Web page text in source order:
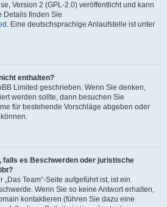
Version 2 (GPL-2.0) veröffentlicht und kann
Details finden Sie
. Eine deutschsprachige Anlaufstelle ist unter
enthalten?
Limited geschrieben. Wenn Sie denken,
werden sollte, dann besuchen Sie
für bestehende Vorschläge abgeben oder
falls es Beschwerden oder juristische
Team“-Seite aufgeführt ist, ist ein
Wenn Sie so keine Antwort erhalten,
kontaktieren (führen Sie dazu eine